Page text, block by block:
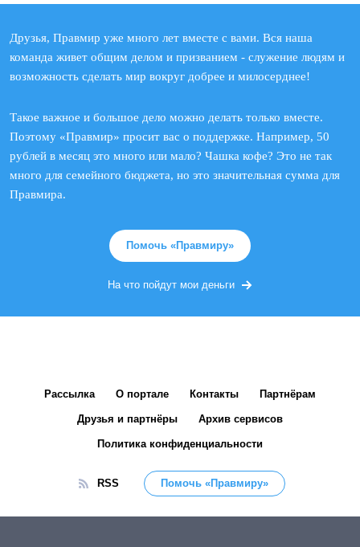
Друзья, Правмир уже много лет вместе с вами. Вся наша
команда живет общим делом и призванием - служение людям и
возможность сделать мир вокруг добрее и милосерднее!
Такое важное и большое дело можно делать только вместе.
Поэтому «Правмир» просит вас о поддержке. Например, 50
рублей в месяц это много или мало? Чашка кофе? Это не так
много для семейного бюджета, но это значительная сумма для
Правмира.
Помочь «Правмиру»
На что пойдут мои деньги
Рассылка О портале Контакты Партнёрам
Друзья и партнёры Архив сервисов
Политика конфиденциальности
RSS Помочь «Правмиру»